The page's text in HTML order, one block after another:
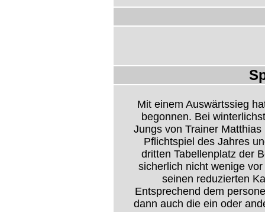
Mit einem Auswärtssieg
begonnen. Bei
Jungs von Trainer
Pflichtspiel des Jahres
dritten Tabellenplatz der
sicherlich nicht wenige
seinen reduzierten
Entsprechend dem
dann auch die ein oder